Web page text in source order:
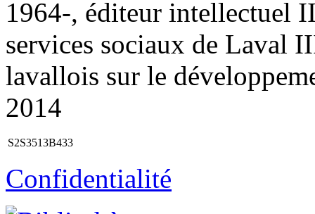
1964-, éditeur intellectuel
services sociaux de Laval
lavallois sur le
2014
S2S3513B433
Confidentialité